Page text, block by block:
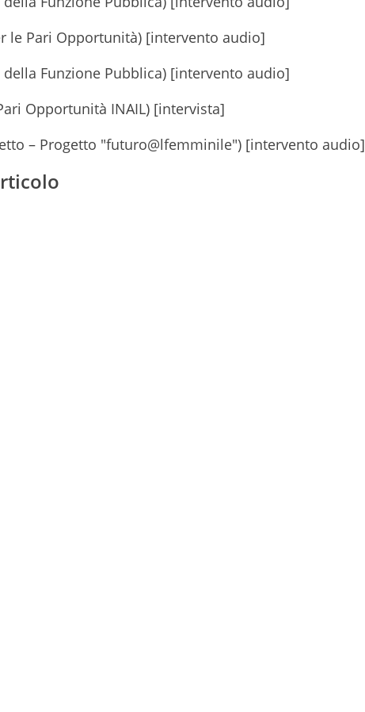
le Pari Opportunità) [intervento audio]
Funzione Pubblica) [intervento audio]
Opportunità INAIL) [intervista]
– Progetto "futuro@lfemminile") [intervento audio]